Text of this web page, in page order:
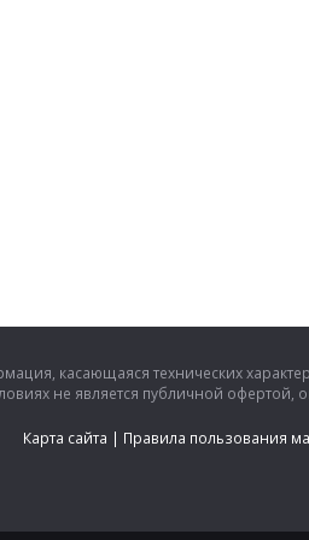
касающаяся технических
не является публичной
Карта сайта | Правила пользования